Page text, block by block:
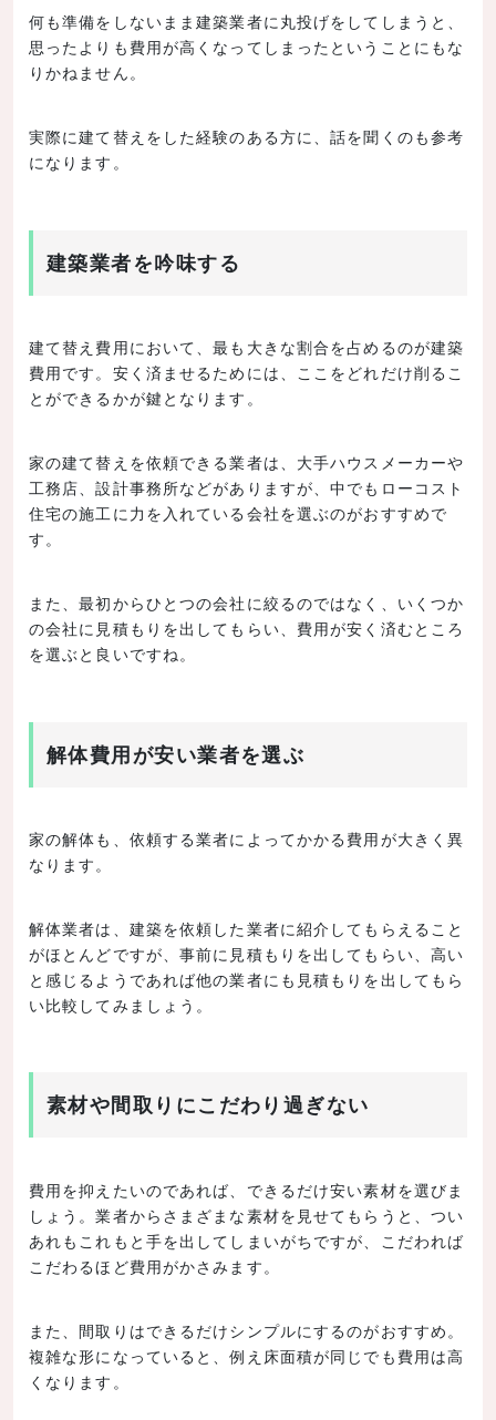
何も準備をしないまま建築業者に丸投げをしてしまうと、
思ったよりも費用が高くなってしまったということにもな
りかねません。
実際に建て替えをした経験のある方に、話を聞くのも参考
になります。
建築業者を吟味する
建て替え費用において、最も大きな割合を占めるのが建築
費用です。安く済ませるためには、ここをどれだけ削るこ
とができるかが鍵となります。
家の建て替えを依頼できる業者は、大手ハウスメーカーや
工務店、設計事務所などがありますが、中でもローコスト
住宅の施工に力を入れている会社を選ぶのがおすすめで
す。
また、最初からひとつの会社に絞るのではなく、いくつか
の会社に見積もりを出してもらい、費用が安く済むところ
を選ぶと良いですね。
解体費用が安い業者を選ぶ
家の解体も、依頼する業者によってかかる費用が大きく異
なります。
解体業者は、建築を依頼した業者に紹介してもらえること
がほとんどですが、事前に見積もりを出してもらい、高い
と感じるようであれば他の業者にも見積もりを出してもら
い比較してみましょう。
素材や間取りにこだわり過ぎない
費用を抑えたいのであれば、できるだけ安い素材を選びま
しょう。業者からさまざまな素材を見せてもらうと、つい
あれもこれもと手を出してしまいがちですが、こだわれば
こだわるほど費用がかさみます。
また、間取りはできるだけシンプルにするのがおすすめ。
複雑な形になっていると、例え床面積が同じでも費用は高
くなります。